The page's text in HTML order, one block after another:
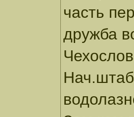
часть
дружба